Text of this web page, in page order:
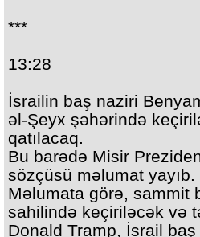
***
13:28
İsrailin baş naziri Benya
əl-Şeyx şəhərində
qatılacaq.
Bu barədə Misir
sözçüsü məlumat yayıb.
Məlumata görə, sammit
sahilində keçiriləcək və
Donald Tramp, İsrail